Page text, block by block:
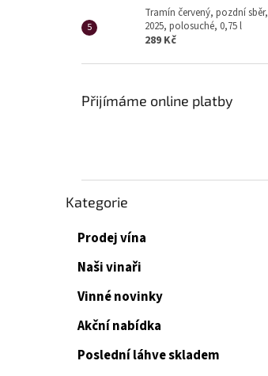
Tramín červený, pozdní sběr,
2025, polosuché, 0,75 l
289 Kč
Přijímáme online platby
Přeskočit
Kategorie
Prodej vína
Naši vinaři
Vinné novinky
Akční nabídka
Poslední láhve skladem